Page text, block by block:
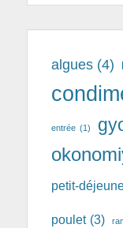
algues (4)
entrée (1)
petit-
poulet (3)